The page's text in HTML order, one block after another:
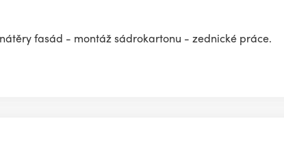
fasád - montáž sádrokartonu - zednické práce.